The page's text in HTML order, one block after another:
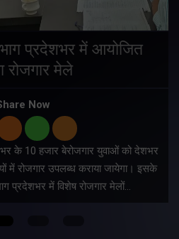
प्रदेशभर में आयोजित
रोजगार मेले
Now
के 10 हजार बेरोजगार युवाओं को देशभर
में रोजगार उपलब्ध कराया जायेगा। इसके
प्रदेशभर में विशेष रोजगार मेलों…